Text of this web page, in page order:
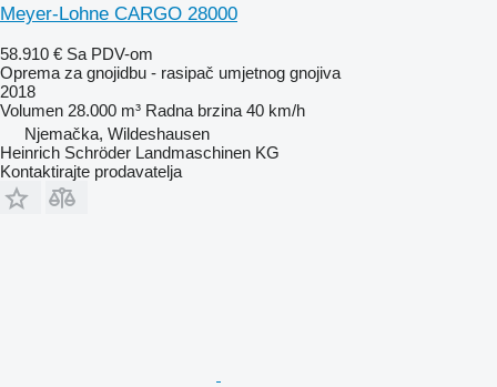
Meyer-Lohne CARGO 28000
58.910 € Sa PDV-om
Oprema za gnojidbu - rasipač umjetnog gnojiva
2018
Volumen 28.000 m³ Radna brzina 40 km/h
Njemačka, Wildeshausen
Heinrich Schröder Landmaschinen KG
Kontaktirajte prodavatelja